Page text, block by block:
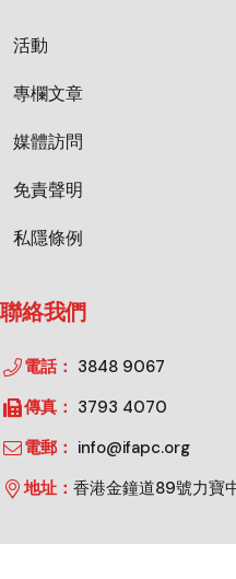
活動
專欄文章
媒體訪問
免責聲明
私隱條例
聯絡我們
電話： 3848 9067
傳真： 3793 4070
電郵： info@ifapc.org
地址： 香港金鐘道89號力寶